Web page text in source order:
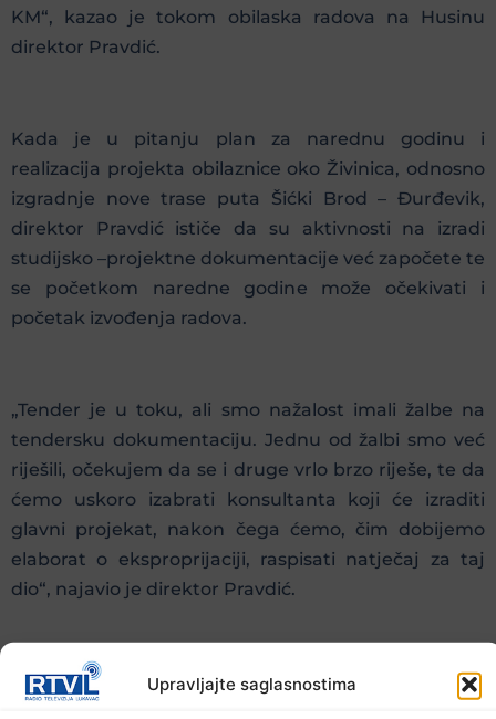
Upravljajte saglasnostima
KM“, kazao je tokom obilaska radova na Husinu
direktor Pravdić.
Kada je u pitanju plan za narednu godinu i
realizacija projekta obilaznice oko Živinica, odnosno
izgradnje nove trase puta Šićki Brod – Đurđevik,
direktor Pravdić ističe da su aktivnosti na izradi
studijsko –projektne dokumentacije već započete te
se početkom naredne godine može očekivati i
početak izvođenja radova.
„Tender je u toku, ali smo nažalost imali žalbe na
tendersku dokumentaciju. Jednu od žalbi smo već
riješili, očekujem da se i druge vrlo brzo riješe, te da
ćemo uskoro izabrati konsultanta koji će izraditi
glavni projekat, nakon čega ćemo, čim dobijemo
elaborat o eksproprijaciji, raspisati natječaj za taj
dio“, najavio je direktor Pravdić.
Pored najave za početak radova na obilaznici oko